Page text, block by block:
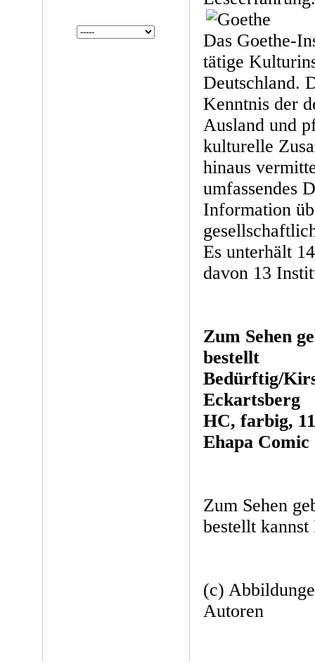
Das Goethe-
tätige
Deutschland.
Kenntnis der
Ausland und
kulturelle
hinaus
umfassendes
Information
Es unterhält
davon 13
Zum Sehen
bestellt
Bedürftig/
Eckartsberg
HC, farbig,
Ehapa Comic
Zum Sehen
bestellt kannst
(c)
Autoren